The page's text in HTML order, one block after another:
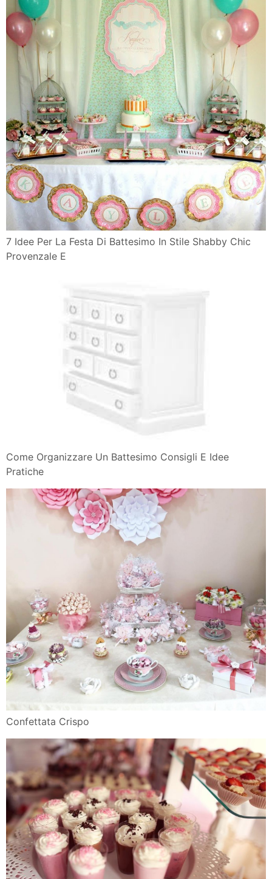
7 Idee Per La Festa Di Battesimo In Stile Shabby Chic
Provenzale E
Come Organizzare Un Battesimo Consigli E Idee
Pratiche
Confettata Crispo